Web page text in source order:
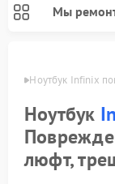
Мы
Ноутбук Infinix
Ноутбук
люфт,